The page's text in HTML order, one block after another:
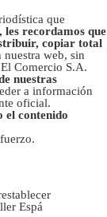
que
les recordamos que
copiar total
web, sin
Comercio S.A.
nuestras
a información
oficial.
el contenido
Espá